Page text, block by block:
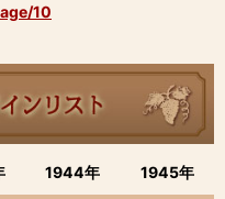
10
1944年 1945年